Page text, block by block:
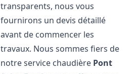
transparents, nous vous
fournirons un devis détaillé
avant de commencer les
travaux. Nous sommes fiers de
notre service chaudière Pont